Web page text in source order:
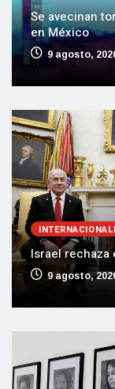
Se avecinan
en México
9 agosto,
Israel rechaza
9 agosto,